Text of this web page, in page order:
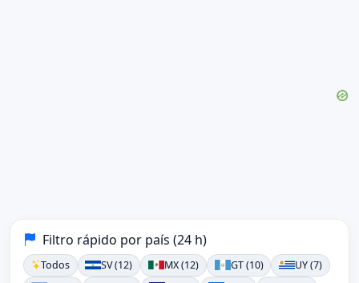
Filtro rápido por país (24 h)
Todos SV (12) MX (12) GT (10)
UY (7)